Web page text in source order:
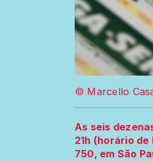
© Marcello
As seis
21h (horário
750, em São